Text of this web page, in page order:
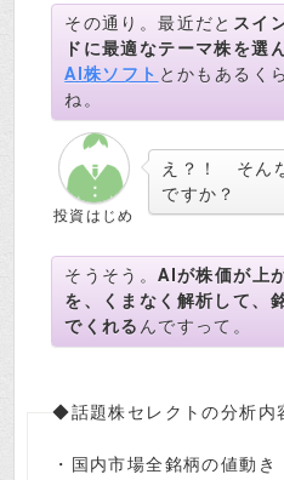
その通り。最近だと スイ
ドに最適なテーマ株を選
AI株ソフト とかもあるく
ね。
投資はじめ
え？！ そん
ですか？
そうそう。AIが株価が上
を、くまなく解析して、
でくれる んですって。
◆話題株セレクトの分析
・国内市場全銘柄の値動き